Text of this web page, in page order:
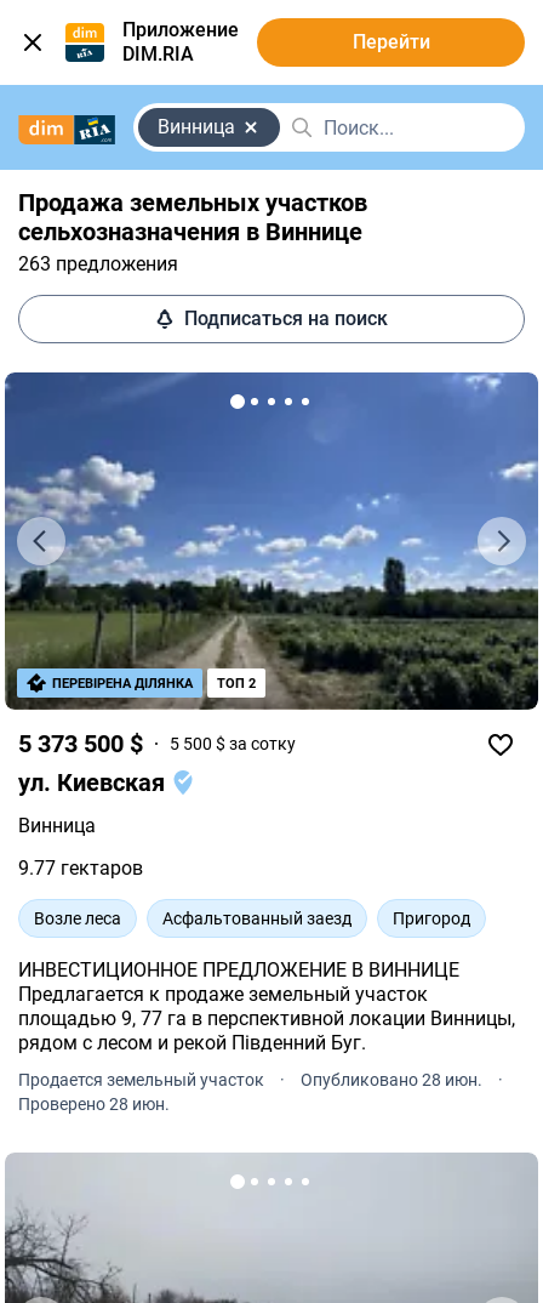
Приложение
DIM.RIA
Перейти
Винница
Продажа земельных участков
сельхозназначения в Виннице
263 предложения
Подписаться на поиск
5 373 500 $ 5 500 $ за сотку
ул. Киевская
Винница
9.77 гектаров
Возле леса Асфальтованный заезд Пригород
ИНВЕСТИЦИОННОЕ ПРЕДЛОЖЕНИЕ В ВИННИЦЕ
Предлагается к продаже земельный участок
площадью 9, 77 га в перспективной локации Винницы,
рядом с лесом и рекой Південний Буг.
Продается земельный участок · Опубликовано 28 июн.
·
Проверено 28 июн.
ПЕРЕВІРЕНА ДІЛЯНКА ТОП 2